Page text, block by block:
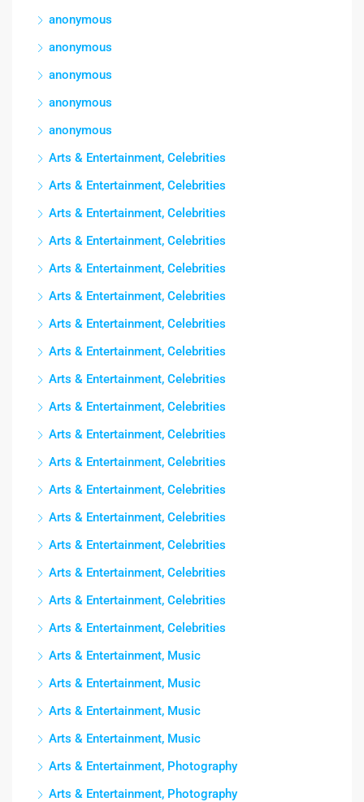
anonymous
anonymous
anonymous
anonymous
anonymous
Arts & Entertainment, Celebrities
Arts & Entertainment, Celebrities
Arts & Entertainment, Celebrities
Arts & Entertainment, Celebrities
Arts & Entertainment, Celebrities
Arts & Entertainment, Celebrities
Arts & Entertainment, Celebrities
Arts & Entertainment, Celebrities
Arts & Entertainment, Celebrities
Arts & Entertainment, Celebrities
Arts & Entertainment, Celebrities
Arts & Entertainment, Celebrities
Arts & Entertainment, Celebrities
Arts & Entertainment, Celebrities
Arts & Entertainment, Celebrities
Arts & Entertainment, Celebrities
Arts & Entertainment, Celebrities
Arts & Entertainment, Celebrities
Arts & Entertainment, Music
Arts & Entertainment, Music
Arts & Entertainment, Music
Arts & Entertainment, Music
Arts & Entertainment, Photography
Arts & Entertainment, Photography